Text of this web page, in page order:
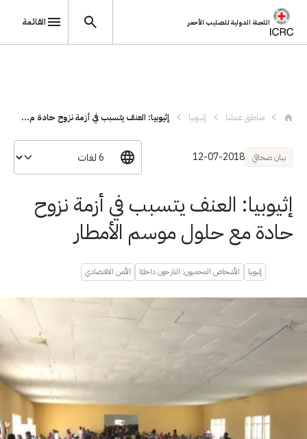
اللجنة الدولية للصليب الأحمر القائمة
مناطق عملنا إثيوبيا إثيوبيا: العنف يتسبب في أزمة نزوح حادة م...
بيان صحافي 12-07-2018
إثيوبيا: العنف يتسبب في أزمة نزوح
حادة مع حلول موسم الأمطار
إثيوبيا الأشخاص المحميون: النازحون داخليًا الأمن الاقتصادي